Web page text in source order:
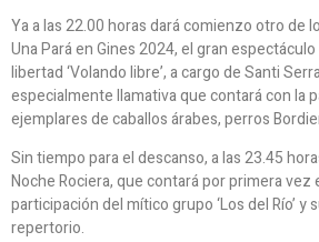
Ya a las 22.00 horas dará comienzo otro de
Una Pará en Gines 2024, el gran
libertad ‘Volando libre’, a cargo de Santi
especialmente llamativa que contará con la
ejemplares de caballos árabes, perros
Sin tiempo para el descanso, a las 23.45
Noche Rociera, que contará por primera vez
participación del mítico grupo ‘Los del Río’ y
repertorio.